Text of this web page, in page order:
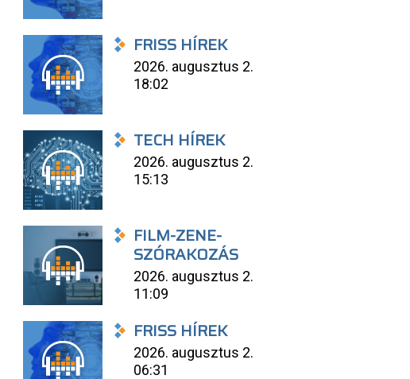
FRISS HÍREK
2026. augusztus 2.
18:02
TECH HÍREK
2026. augusztus 2.
15:13
FILM-ZENE-
SZÓRAKOZÁS
2026. augusztus 2.
11:09
FRISS HÍREK
2026. augusztus 2.
06:31